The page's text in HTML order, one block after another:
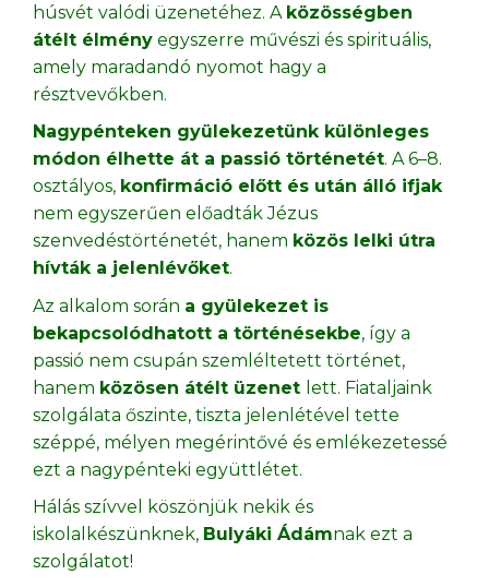
húsvét valódi üzenetéhez. A közösségben
átélt élmény egyszerre művészi és spirituális,
amely maradandó nyomot hagy a
résztvevőkben.
Nagypénteken gyülekezetünk különleges
módon élhette át a passió történetét. A 6–8.
osztályos, konfirmáció előtt és után álló ifjak
nem egyszerűen előadták Jézus
szenvedéstörténetét, hanem közös lelki útra
hívták a jelenlévőket.
Az alkalom során a gyülekezet is
bekapcsolódhatott a történésekbe, így a
passió nem csupán szemléltetett történet,
hanem közösen átélt üzenet lett. Fiataljaink
szolgálata őszinte, tiszta jelenlétével tette
széppé, mélyen megérintővé és emlékezetessé
ezt a nagypénteki együttlétet.
Hálás szívvel köszönjük nekik és
iskolalkészünknek, Bulyáki Ádámnak ezt a
szolgálatot!